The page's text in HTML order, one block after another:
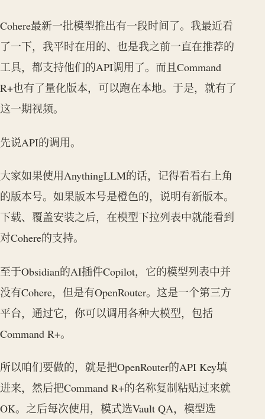
Cohere最新一批模型推出有一段时间了。我最近看
了一下，我平时在用的、也是我之前一直在推荐的
工具，都支持他们的API调用了。而且Command
R+也有了量化版本，可以跑在本地。于是，就有了
这一期视频。
先说API的调用。
大家如果使用AnythingLLM的话，记得看看右上角
的版本号。如果版本号是橙色的，说明有新版本。
下载、覆盖安装之后，在模型下拉列表中就能看到
对Cohere的支持。
至于Obsidian的AI插件Copilot，它的模型列表中并
没有Cohere，但是有OpenRouter。这是一个第三方
平台，通过它，你可以调用各种大模型，包括
Command R+。
所以咱们要做的，就是把OpenRouter的API Key填
进来，然后把Command R+的名称复制粘贴过来就
OK。之后每次使用，模式选Vault QA，模型选